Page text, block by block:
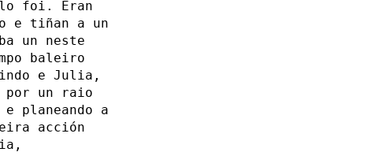
foi. Eran
e tiñan a un
un neste
baleiro
e Julia,
por un raio
planeando a
acción